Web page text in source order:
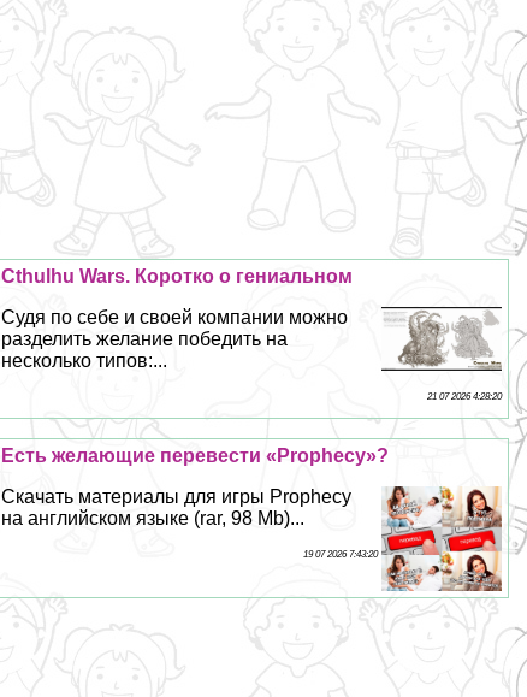
Cthulhu Wars. Коротко о гениальном
Судя по себе и своей компании можно
разделить желание победить на
несколько типов:...
21 07 2026 4:28:20
Есть желающие перевести «Prophecy»?
Скачать материалы для игры Prophecy
на английском языке (rar, 98 Mb)...
19 07 2026 7:43:20